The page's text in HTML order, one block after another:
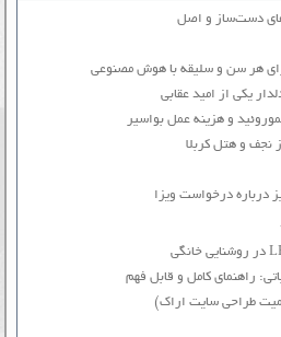
دست‌ساز و اصل
هر سن و سلیقه با هوش مصنوعی
یکی از امید عقابی
و هزینه عمل بواسیر
نجف و هتل کربلا
درباره درخواست ویزا
راهنمای کامل و قابل فهم
طراحی سایت اراک)